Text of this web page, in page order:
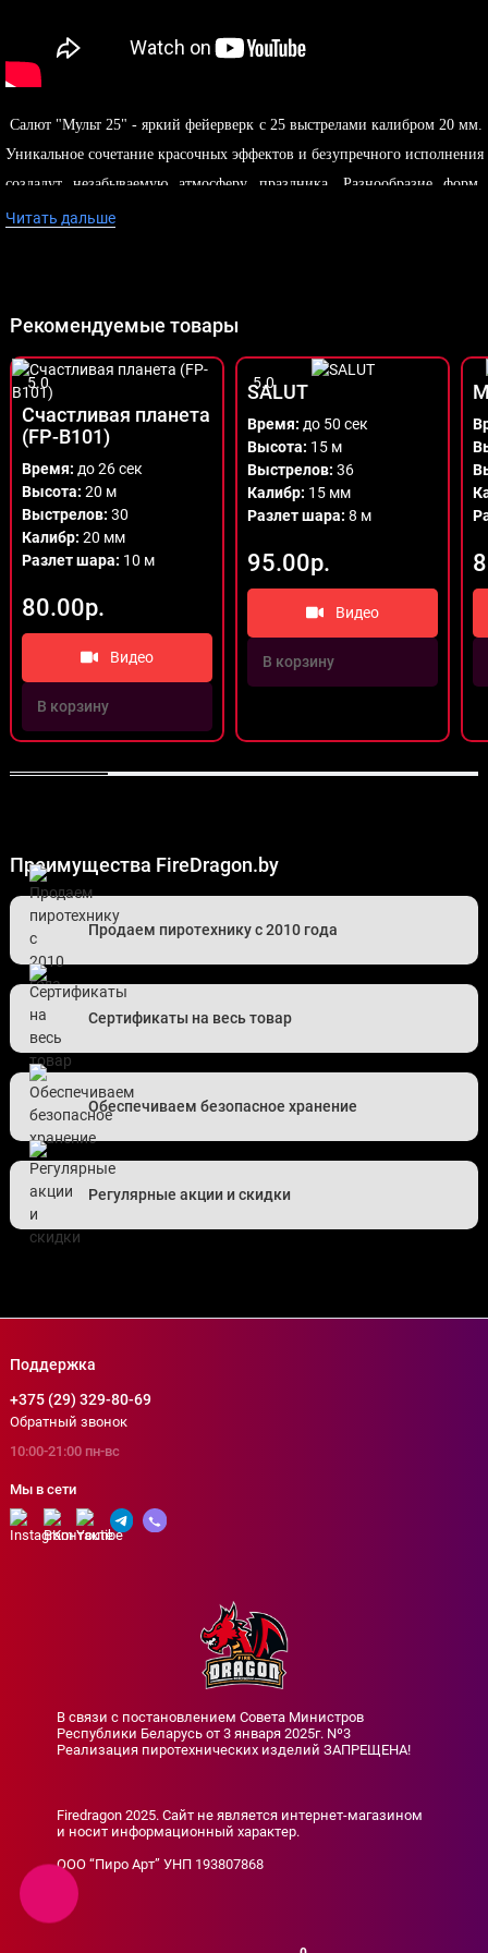
Салют "Мульт 25" - яркий фейерверк с 25 выстрелами калибром 20 мм.
Уникальное сочетание красочных эффектов и безупречного исполнения
создадут незабываемую атмосферу праздника. Разнообразие форм,
мощный звук и долговечность гарантированы. Подарите себе и своим
Читать дальше
Рекомендуемые товары
5.0
Счастливая планета
(FP-B101)
Время: до 26 сек
Высота: 20 м
Выстрелов: 30
Калибр: 20 мм
Разлет шара: 10 м
80.00р.
Видео
В корзину
5.0
SALUT
Время: до 50 сек
Высота: 15 м
Выстрелов: 36
Калибр: 15 мм
Разлет шара: 8 м
95.00р.
Видео
В корзину
Преимущества FireDragon.by
Продаем пиротехнику с 2010 года
Сертификаты на весь товар
Обеспечиваем безопасное хранение
Регулярные акции и скидки
В связи с постановлением Совета Министров
Республики Беларусь от 3 января 2025г. Nº3
Реализация пиротехнических изделий ЗАПРЕЩЕНА!
Firedragon 2025. Сайт не является интернет-магазином
и носит информационный характер.
ООО “Пиро Арт” УНП 193807868
Поддержка
+375 (29) 329-80-69
Обратный звонок
10:00-21:00 пн-вс
Мы в сети